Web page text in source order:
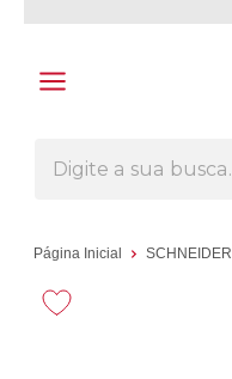
Página Inicial SCHNEIDER